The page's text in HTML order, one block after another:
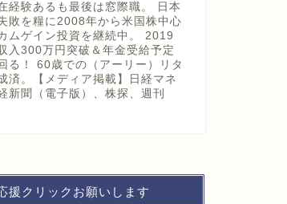
経験あるも最後は窓際職。 日本
敗を糧に2008年から米国株中心
ムゲイン投資を継続中。 2019
入300万円突破＆年金受給予定
る！ 60歳での（アーリー）リタ
済。【メディア掲載】日経マネ
新聞（電子版）、株探、週刊
援クリックお願いします